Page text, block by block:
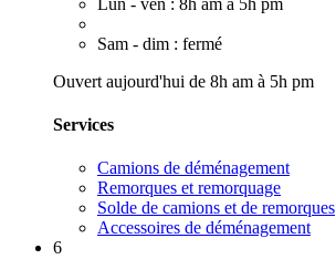
Sam - dim : fermé
Ouvert aujourd'hui de 8h am à 5h pm
Services
Camions de déménagement
Remorques et remorquage
Solde de camions et de remorques
Accessoires de déménagement
6